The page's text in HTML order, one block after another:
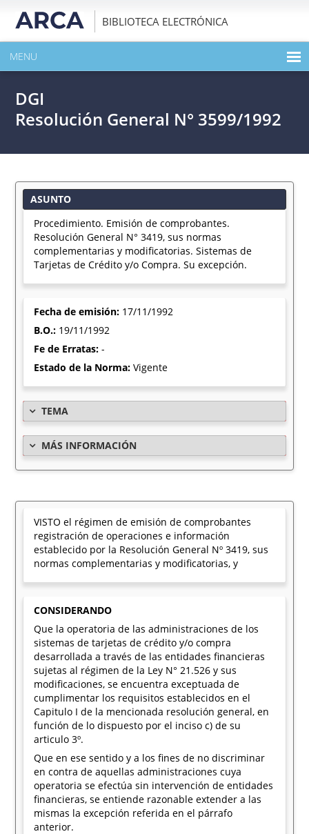
BIBLIOTECA ELECTRÓNICA
MENU
EXPANDIR TODO EL CONTENIDO DE LA PUBLICACIÓN
DGI
Resolución General N° 3599/1992
ASUNTO
Procedimiento. Emisión de comprobantes.
Resolución General N° 3419, sus normas
complementarias y modificatorias. Sistemas de
Tarjetas de Crédito y/o Compra. Su excepción.
Fecha de emisión: 17/11/1992
B.O.: 19/11/1992
Fe de Erratas:-
Estado de la Norma:Vigente
TEMA
MÁS INFORMACIÓN
VISTO el régimen de emisión de comprobantes
registración de operaciones e información
establecido por la Resolución General Nº 3419, sus
normas complementarias y modificatorias, y
CONSIDERANDO
Que la operatoria de las administraciones de los
sistemas de tarjetas de crédito y/o compra
desarrollada a través de las entidades financieras
sujetas al régimen de la Ley N° 21.526 y sus
modificaciones, se encuentra exceptuada de
cumplimentar los requisitos establecidos en el
Capitulo I de la mencionada resolución general, en
función de lo dispuesto por el inciso c) de su
articulo 3º.
Que en ese sentido y a los fines de no discriminar
en contra de aquellas administraciones cuya
operatoria se efectúa sin intervención de entidades
financieras, se entiende razonable extender a las
mismas la excepción referida en el párrafo
anterior.